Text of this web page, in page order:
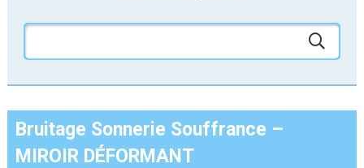
Bruitage Sonnerie Souffrance –
MIROIR DÉFORMANT